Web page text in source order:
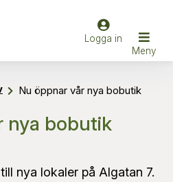
Nu öppnar vår nya bobutik
nya bobutik
nya lokaler på Algatan 7.